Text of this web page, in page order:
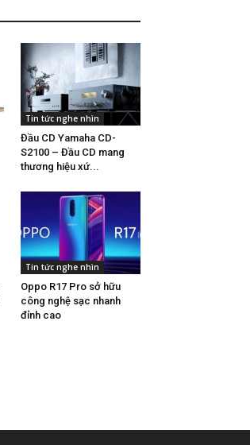
Tin tức nghe nhìn
Đầu CD Yamaha CD-
S2100 – Đầu CD mang
thương hiệu xứ...
Tin tức nghe nhìn
Oppo R17 Pro sở hữu
công nghệ sạc nhanh
đỉnh cao